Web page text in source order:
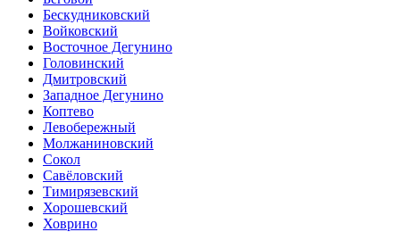
Бескудниковский
Войковский
Восточное Дегунино
Головинский
Дмитровский
Западное Дегунино
Коптево
Левобережный
Молжаниновский
Сокол
Савёловский
Тимирязевский
Хорошевский
Ховрино